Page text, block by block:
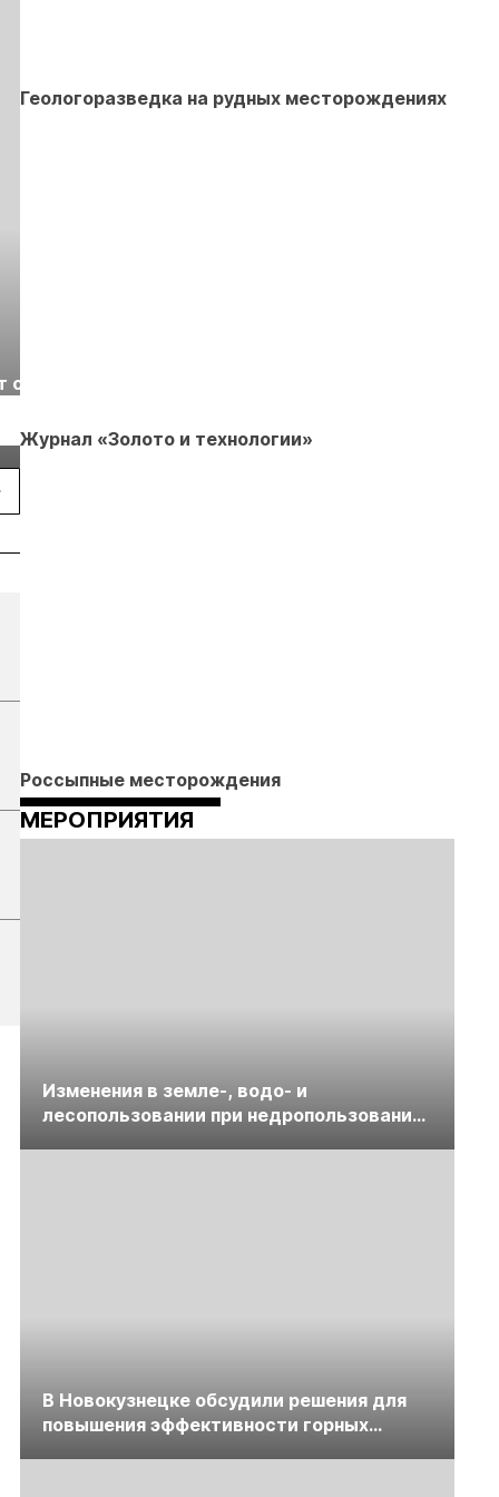
с
Геологоразведка на рудных месторождениях
Журнал «Золото и технологии»
Россыпные месторождения
МЕРОПРИЯТИЯ
Изменения в земле-, водо- и
лесопользовании при недропользовании
В Новокузнецке обсудили решения для
повышения эффективности горных